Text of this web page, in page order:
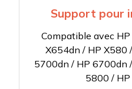
Support pour
Compatible avec
X654dn / HP X580
5700dn / HP 6700dn
5800 /